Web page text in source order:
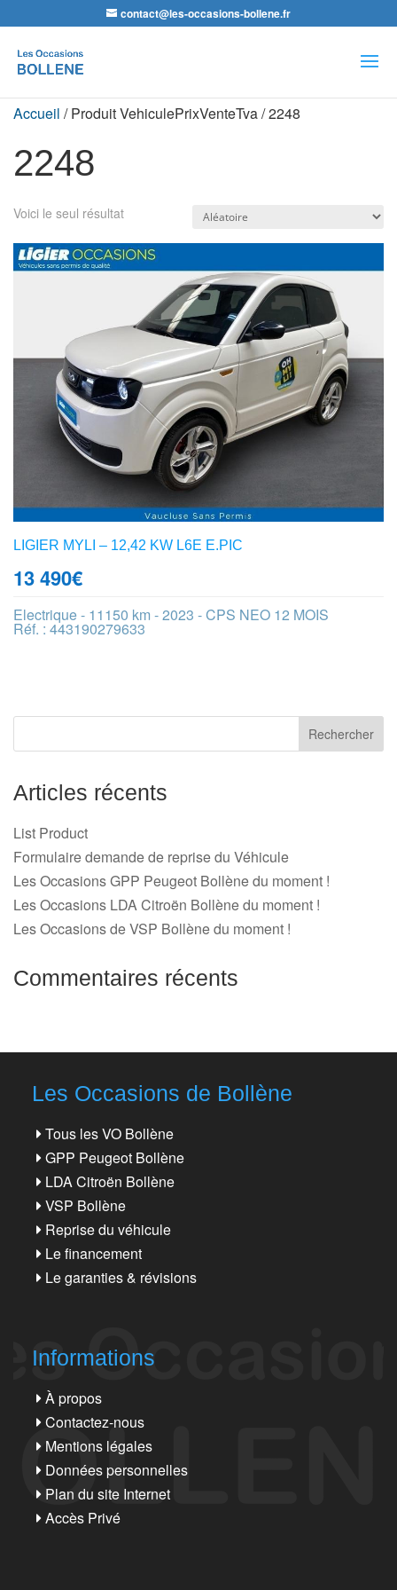
contact@les-occasions-bollene.fr
de
produits
Accueil / Produit VehiculePrixVenteTva / 2248
2248
Voici le seul résultat
LIGIER MYLI – 12,42 KW L6E E.PIC
13 490€
Electrique - 11150 km - 2023 - CPS NEO 12 MOIS
Réf. : 443190279633
Articles récents
List Product
Formulaire demande de reprise du Véhicule
Les Occasions GPP Peugeot Bollène du moment !
Les Occasions LDA Citroën Bollène du moment !
Les Occasions de VSP Bollène du moment !
Commentaires récents
Les Occasions de Bollène
Tous les VO Bollène
GPP Peugeot Bollène
LDA Citroën Bollène
VSP Bollène
Reprise du véhicule
Le financement
Le garanties & révisions
Informations
À propos
Contactez-nous
Mentions légales
Données personnelles
Plan du site Internet
Accès Privé